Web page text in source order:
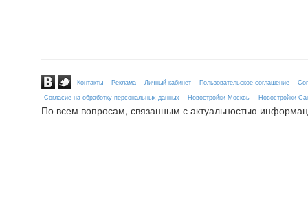
Контакты Реклама Личный кабинет Пользовательское соглашение
Согласие на обработку персональных данных
Новостройки Москвы Новостройки
По всем вопросам, связанным с актуальностью